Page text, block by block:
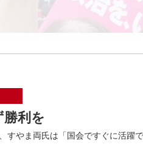
利を
すやま両氏は「国会ですぐに活躍